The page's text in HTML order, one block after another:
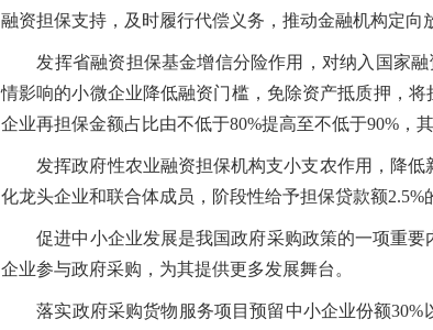
融资担保支持，及时履行代偿义务，推动金融机构定向
发挥省融资担保基金增信分险作用，对纳入国家融
情影响的小微企业降低融资门槛，免除资产抵质押，
企业再担保金额占比由不低于80%提高至不低于90%，
发挥政府性农业融资担保机构支小支农作用，降低
化龙头企业和联合体成员，阶段性给予担保贷款额
促进中小企业发展是我国政府采购政策的一项重要
企业参与政府采购，为其提供更多发展舞台。
落实政府采购货物服务项目预留中小企业份额30%